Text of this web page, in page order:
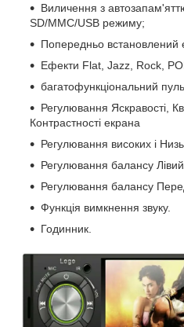
Виличення з
SD/MMC/USB режиму;
Попередньо встановлений
Ефекти Flat, Jazz, Rock,
багатофункціональний
Регулювання Яскравості,
Контрастності екрана
Регулювання високих і
Регулювання балансу
Регулювання балансу
Функція вимкнення звуку.
Годинник.